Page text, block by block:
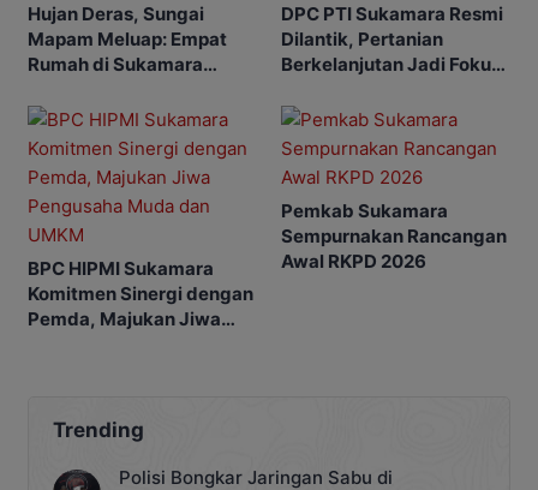
Hujan Deras, Sungai
Mapam Meluap: Empat
Rumah di Sukamara
DPC PTI Sukamara Resmi
Dilantik, Pertanian
Berkelanjutan Jadi Fokus
BPC HIPMI Sukamara
Komitmen Sinergi dengan
Pemda, Majukan Jiwa
Pemkab Sukamara
Sempurnakan Rancangan
Awal RKPD 2026
Trending
Polisi Bongkar Jaringan Sabu di